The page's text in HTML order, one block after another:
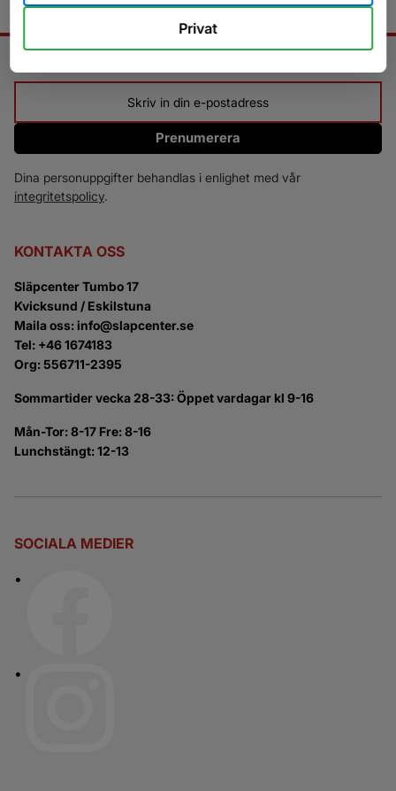
Prenumerera
Dina personuppgifter behandlas i enlighet med vår
integritetspolicy.
KONTAKTA OSS
Släpcenter Tumbo 17
Kvicksund / Eskilstuna
Maila oss: info@slapcenter.se
Tel: +46 1674183
Org: 556711-2395
Sommartider vecka 28-33: Öppet vardagar kl 9-16
Mån-Tor: 8-17 Fre: 8-16
Lunchstängt: 12-13
SOCIALA MEDIER
Privat